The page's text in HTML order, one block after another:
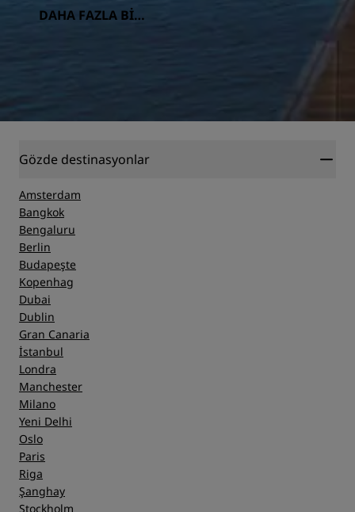
DAHA FAZLA BILG
Gözde destinasyonlar
Amsterdam
Bangkok
Bengaluru
Berlin
Budapeşte
Kopenhag
Dubai
Dublin
Gran Canaria
İstanbul
Londra
Manchester
Milano
Yeni Delhi
Oslo
Paris
Riga
Şanghay
Stockholm